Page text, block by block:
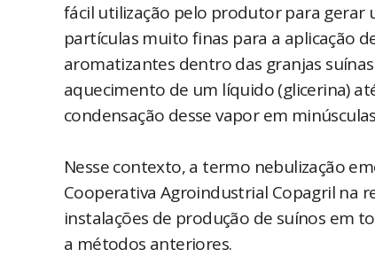
fácil utilização pelo produtor para gerar
partículas muito finas para a aplicação
aromatizantes dentro das granjas
aquecimento de um líquido (glicerina)
condensação desse vapor em
Nesse contexto, a termo nebulização
Cooperativa Agroindustrial Copagril na
instalações de produção de suínos em
a métodos anteriores.